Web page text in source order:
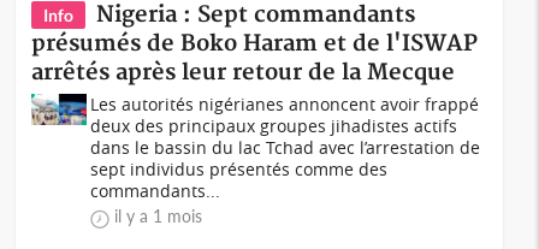
Info
Nigeria : Sept commandants
présumés de Boko Haram et de l'ISWAP
arrêtés après leur retour de la Mecque
Les autorités nigérianes annoncent avoir frappé
deux des principaux groupes jihadistes actifs
dans le bassin du lac Tchad avec l’arrestation de
sept individus présentés comme des
commandants...
il y a 1 mois